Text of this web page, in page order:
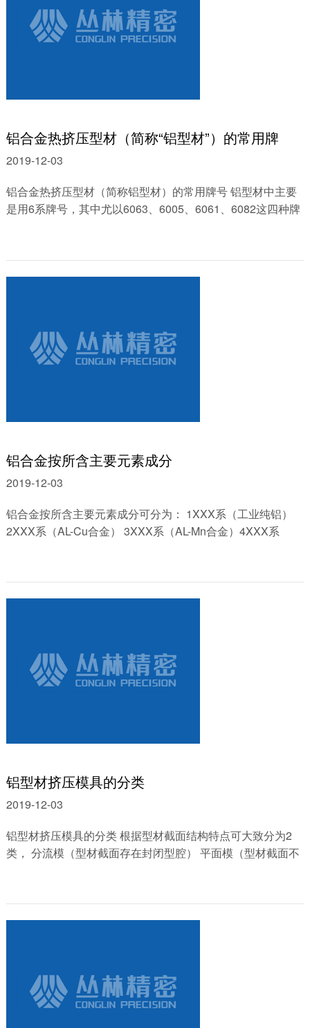
铝合金热挤压型材（简称“铝型材”）的常用牌
2019-12-03
铝合金热挤压型材（简称铝型材）的常用牌号 铝型材中主要
是用6系牌号，其中尤以6063、6005、6061、6082这四种牌
铝合金按所含主要元素成分
2019-12-03
铝合金按所含主要元素成分可分为： 1XXX系（工业纯铝）
2XXX系（AL-Cu合金） 3XXX系（AL-Mn合金）4XXX系
铝型材挤压模具的分类
2019-12-03
铝型材挤压模具的分类 根据型材截面结构特点可大致分为2
类， 分流模（型材截面存在封闭型腔） 平面模（型材截面不